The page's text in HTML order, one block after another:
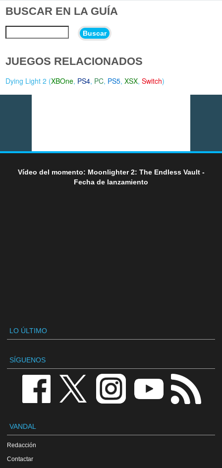
BUSCAR EN LA GUÍA
Buscar
JUEGOS RELACIONADOS
Dying Light 2 (XBOne, PS4, PC, PS5,XSX,Switch)
Vídeo del momento: Moonlighter 2: The Endless Vault -
Fecha de lanzamiento
LO ÚLTIMO
SÍGUENOS
VANDAL
Redacción
Contactar